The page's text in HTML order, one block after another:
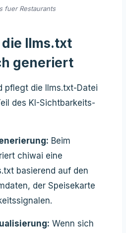
fuer Restaurants
llms.txt
generiert
pflegt die llms.txt-Datei
des KI-Sichtbarkeits-
Beim
chiwai eine
basierend auf den
der Speisekarte
Wenn sich